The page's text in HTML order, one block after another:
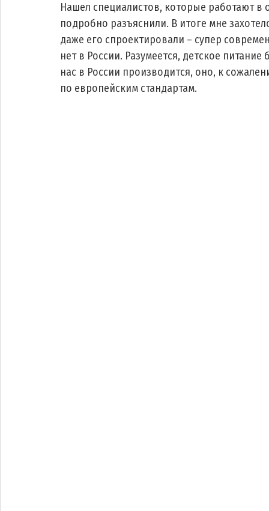
Нашел специалистов, которые работают
подробно разъяснили. В итоге мне
даже его спроектировали – супер
нет в России. Разумеется, детское
нас в России производится, оно, к
по европейским стандартам.